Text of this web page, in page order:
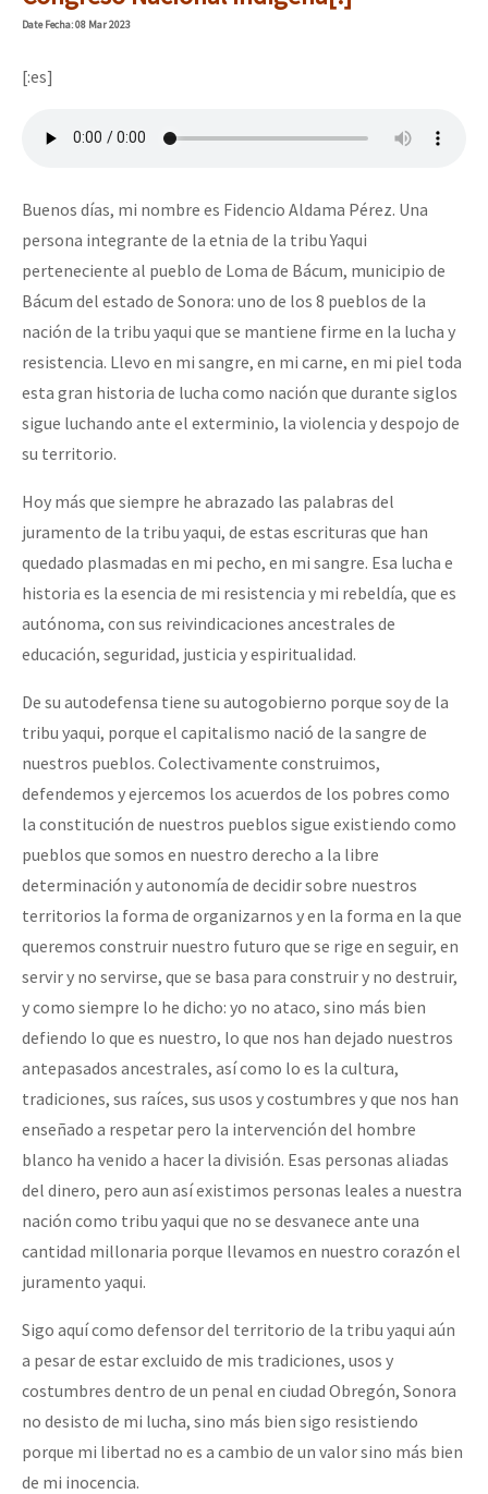
Mundo
AutonomÍa y Resistencia
Migración
Presos
Mujeres
ETIQUETAS
MULTIMEDIA
Fotorreportaje
Video
Otras secciones
Semillero Guerra contra la Humanidad. (Las poblaciones y
Libros para descargar
Medios Libres
COVID-19
Contacto
Dia 2 do Encontro “Guerra contra a Humanidad”
[CDMX – 20 julio] Jornadas globales por la libertad de Jesús
“Sonhando a Terra do Bem Virá” se publica no Estado Espanhol
Se o México sabe, que o mundo saiba! Nossas lutas pela
DateFecha: 08 Mar 2023
[:es]
Buenos días, mi nombre es Fidencio Aldama Pérez. Una
persona integrante de la etnia de la tribu Yaqui
perteneciente al pueblo de Loma de Bácum, municipio de
Bácum del estado de Sonora: uno de los 8 pueblos de la
nación de la tribu yaqui que se mantiene firme en la lucha y
resistencia. Llevo en mi sangre, en mi carne, en mi piel toda
esta gran historia de lucha como nación que durante siglos
sigue luchando ante el exterminio, la violencia y despojo de
su territorio.
Hoy más que siempre he abrazado las palabras del
juramento de la tribu yaqui, de estas escrituras que han
quedado plasmadas en mi pecho, en mi sangre. Esa lucha e
historia es la esencia de mi resistencia y mi rebeldía, que es
autónoma, con sus reivindicaciones ancestrales de
educación, seguridad, justicia y espiritualidad.
De su autodefensa tiene su autogobierno porque soy de la
tribu yaqui, porque el capitalismo nació de la sangre de
nuestros pueblos. Colectivamente construimos,
defendemos y ejercemos los acuerdos de los pobres como
la constitución de nuestros pueblos sigue existiendo como
pueblos que somos en nuestro derecho a la libre
determinación y autonomía de decidir sobre nuestros
territorios la forma de organizarnos y en la forma en la que
queremos construir nuestro futuro que se rige en seguir, en
servir y no servirse, que se basa para construir y no destruir,
y como siempre lo he dicho: yo no ataco, sino más bien
defiendo lo que es nuestro, lo que nos han dejado nuestros
antepasados ancestrales, así como lo es la cultura,
tradiciones, sus raíces, sus usos y costumbres y que nos han
enseñado a respetar pero la intervención del hombre
blanco ha venido a hacer la división. Esas personas aliadas
del dinero, pero aun así existimos personas leales a nuestra
nación como tribu yaqui que no se desvanece ante una
cantidad millonaria porque llevamos en nuestro corazón el
juramento yaqui.
Sigo aquí como defensor del territorio de la tribu yaqui aún
a pesar de estar excluido de mis tradiciones, usos y
costumbres dentro de un penal en ciudad Obregón, Sonora
no desisto de mi lucha, sino más bien sigo resistiendo
porque mi libertad no es a cambio de un valor sino más bien
de mi inocencia.